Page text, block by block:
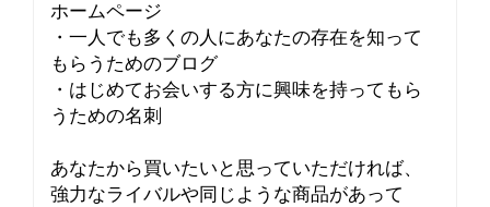
ホームページ
・一人でも多くの人にあなたの存在を知って
もらうためのブログ
・はじめてお会いする方に興味を持ってもら
うための名刺
あなたから買いたいと思っていただければ、
強力なライバルや同じような商品があって